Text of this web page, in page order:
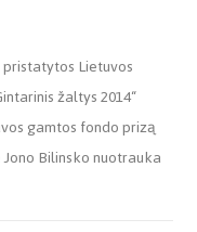
Lietuvos
žaltys 2014“
gamtos fondo prizą
Bilinsko nuotrauka